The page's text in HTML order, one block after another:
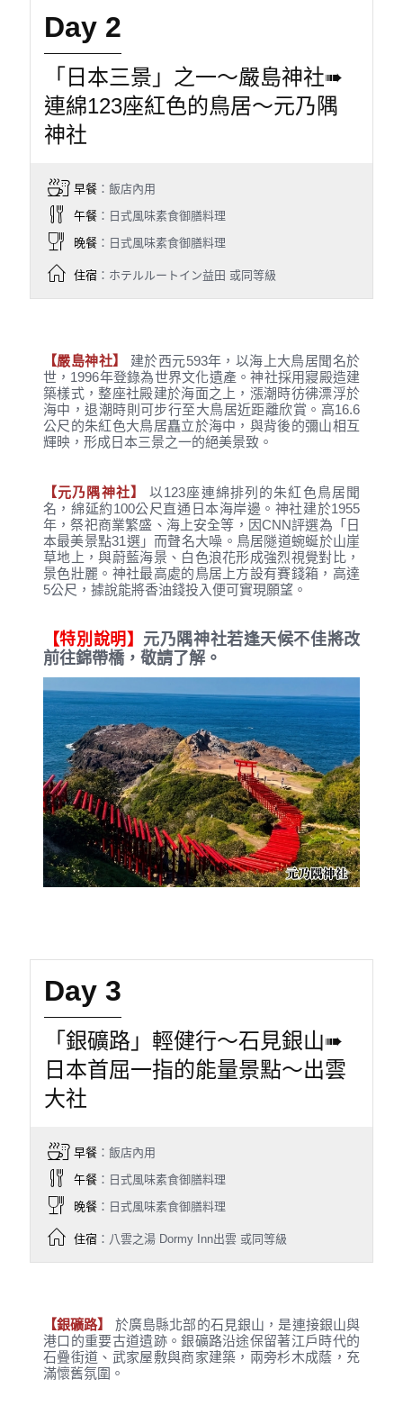
Day 2
「日本三景」之一〜嚴島神社➠
連綿123座紅色的鳥居〜元乃隅
神社
早餐：飯店內用
午餐：日式風味素食御膳料理
晚餐：日式風味素食御膳料理
住宿：ホテルルートイン益田 或同等級
【嚴島神社】
建於西元593年，以海上大鳥居聞名於
世，1996年登錄為世界文化遺產。神社採用寢殿造建
築樣式，整座社殿建於海面之上，漲潮時彷彿漂浮於
海中，退潮時則可步行至大鳥居近距離欣賞。高16.6
公尺的朱紅色大鳥居矗立於海中，與背後的彌山相互
輝映，形成日本三景之一的絕美景致。
【元乃隅神社】
以123座連綿排列的朱紅色鳥居聞
名，綿延約100公尺直通日本海岸邊。神社建於1955
年，祭祀商業繁盛、海上安全等，因CNN評選為「日
本最美景點31選」而聲名大噪。鳥居隧道蜿蜒於山崖
草地上，與蔚藍海景、白色浪花形成強烈視覺對比，
景色壯麗。神社最高處的鳥居上方設有賽錢箱，高達
5公尺，據說能將香油錢投入便可實現願望。
【特別說明】 元乃隅神社若逢天候不佳將改
前往錦帶橋，敬請了解。
Day 3
「銀礦路」輕健行〜石見銀山➠
日本首屈一指的能量景點〜出雲
大社
早餐：飯店內用
午餐：日式風味素食御膳料理
晚餐：日式風味素食御膳料理
住宿：八雲之湯 Dormy Inn出雲 或同等級
【銀礦路】
於廣島縣北部的石見銀山，是連接銀山與
港口的重要古道遺跡。銀礦路沿途保留著江戶時代的
石疊街道、武家屋敷與商家建築，兩旁杉木成蔭，充
滿懷舊氛圍。